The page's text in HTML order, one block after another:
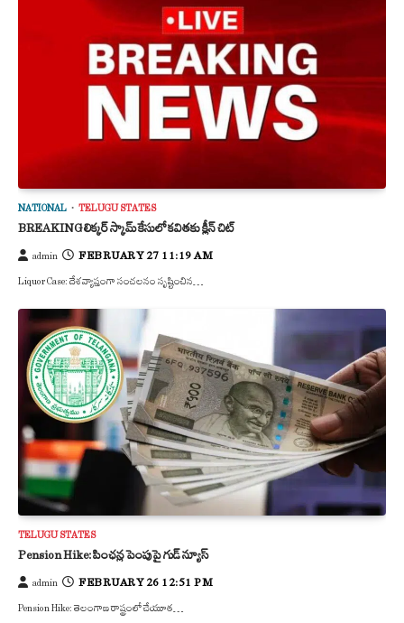
NATIONAL TELUGU STATES
BREAKING లిక్కర్ స్కామ్ కేసులో కవితకు క్లీన్ చిట్
admin FEBRUARY 27 11:19 AM
Liquor Case: దేశవ్యాప్తంగా సంచలనం సృష్టించిన…
TELUGU STATES
Pension Hike: పింఛన్ల పెంపుపై గుడ్ న్యూస్
admin FEBRUARY 26 12:51 PM
Pension Hike: తెలంగాణ రాష్ట్రంలో చేయూత…